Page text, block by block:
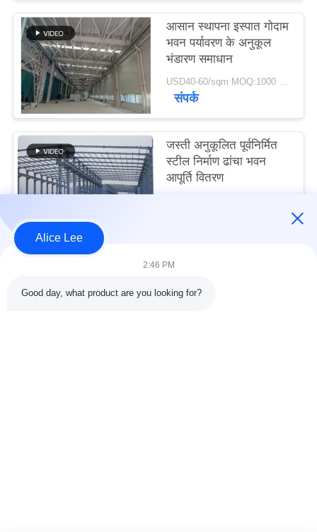
गोपनीयता
नीति
आसान स्थापना इस्पात गोदाम
भवन पर्यावरण के अनुकूल
भंडारण समाधान
USD40-60/sqm MOQ:1000 वर्गमीटर
संपर्क
जस्ती अनुकूलित पूर्वनिर्मित
स्टील निर्माण ढांचा भवन
आपूर्ति वितरण
Alice Lee
2:46 PM
Good day, what product are you looking for?